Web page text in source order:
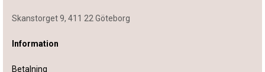
Skanstorget 9, 411 22 Göteborg
Information
Betalning